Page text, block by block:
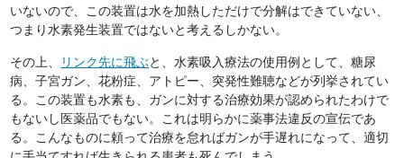
いないので、この装置は水を加熱しただけで分解はできていない、
つまり水素発生装置ではないと考えるしかない。
その上、 リンク先に飛ぶと、水素吸入療法の使用例として、糖尿
病、子宮ガン、花粉症、アトピー、突発性難聴などが列挙されてい
る。この装置も水素も、ガンに対する治療効果が認められたわけで
もないし医薬品でもない。これは明らかに薬事法違反の宣伝であ
る。こんなものに頼って治療を怠ればガンが手遅れになって、適切